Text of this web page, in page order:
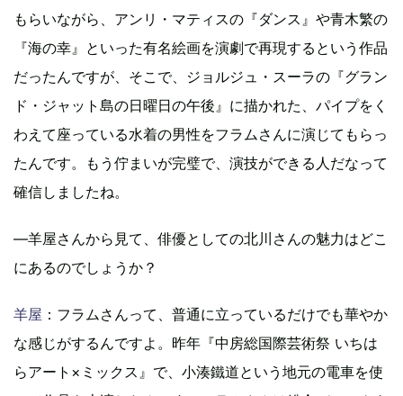
もらいながら、アンリ・マティスの『ダンス』や青木繁の
『海の幸』といった有名絵画を演劇で再現するという作品
だったんですが、そこで、ジョルジュ・スーラの『グラン
ド・ジャット島の日曜日の午後』に描かれた、パイプをく
わえて座っている水着の男性をフラムさんに演じてもらっ
たんです。もう佇まいが完璧で、演技ができる人だなって
確信しましたね。
―羊屋さんから見て、俳優としての北川さんの魅力はどこ
にあるのでしょうか？
羊屋 ：フラムさんって、普通に立っているだけでも華やか
な感じがするんですよ。昨年『中房総国際芸術祭 いちは
らアート×ミックス』で、小湊鐵道という地元の電車を使